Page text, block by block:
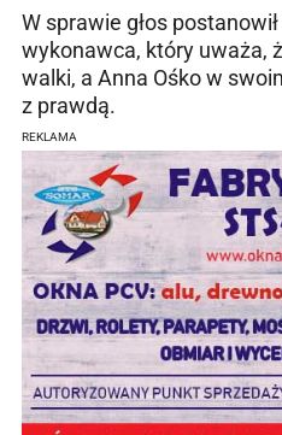
W sprawie głos
wykonawca, który uważa,
walki, a Anna Ośko w
z prawdą.
REKLAMA